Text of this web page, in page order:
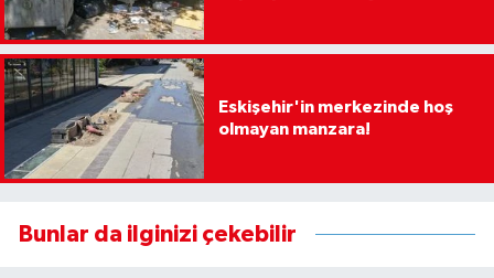
Eskişehir'in merkezinde hoş
olmayan manzara!
Bunlar da ilginizi çekebilir